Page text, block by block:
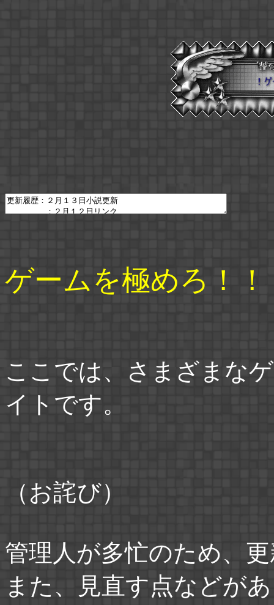
ゲームを極めろ！！
ここでは、さまざまな
イトです。
（お詫び）
管理人が多忙のため、
また、見直す点などが